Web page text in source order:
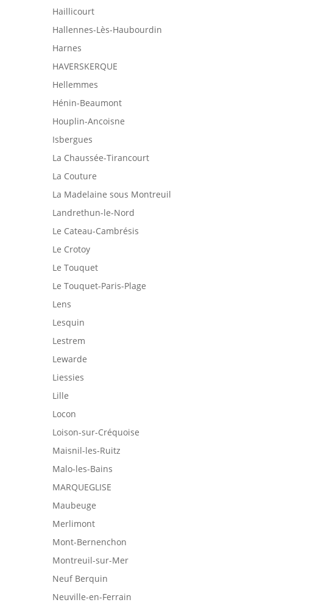
Haillicourt
Hallennes-Lès-Haubourdin
Harnes
HAVERSKERQUE
Hellemmes
Hénin-Beaumont
Houplin-Ancoisne
Isbergues
La Chaussée-Tirancourt
La Couture
La Madelaine sous Montreuil
Landrethun-le-Nord
Le Cateau-Cambrésis
Le Crotoy
Le Touquet
Le Touquet-Paris-Plage
Lens
Lesquin
Lestrem
Lewarde
Liessies
Lille
Locon
Loison-sur-Créquoise
Maisnil-les-Ruitz
Malo-les-Bains
MARQUEGLISE
Maubeuge
Merlimont
Mont-Bernenchon
Montreuil-sur-Mer
Neuf Berquin
Neuville-en-Ferrain